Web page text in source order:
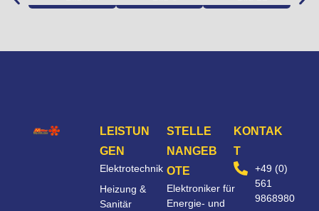
LEISTUN
GEN
Elektrotechnik
Heizung &
Sanitär
STELLE
NANGEB
OTE
Elektroniker für
Energie- und
KONTAK
T
+49 (0)
561
9868980